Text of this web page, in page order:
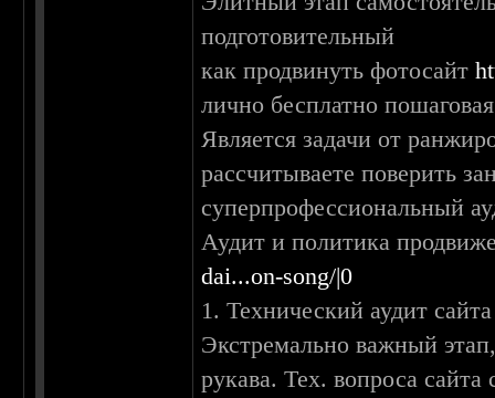
подготовительный
как продвинуть фотосайт
лично бесплатно
Является задачи от
рассчитываете поверить
суперпрофессиональный
Аудит и политика
dai...on-song/|0
1. Технический аудит сайта
Экстремально важный
рукава. Тех. вопроса